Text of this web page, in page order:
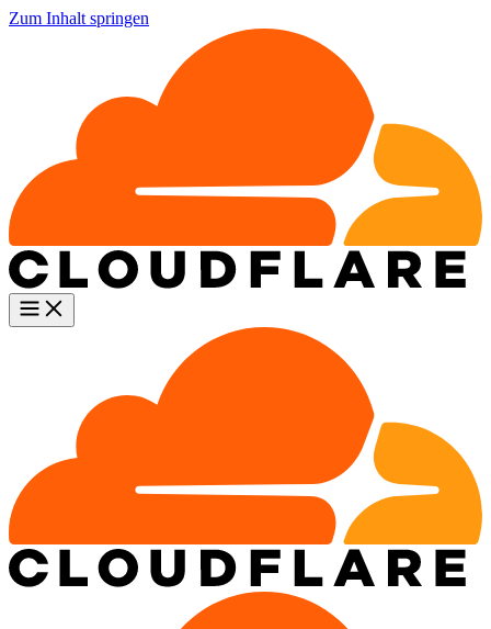
Zum Inhalt springen